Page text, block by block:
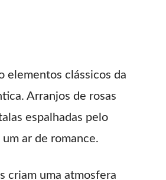
elementos clássicos da
Arranjos de rosas
espalhadas pelo
ar de romance.
criam uma atmosfera